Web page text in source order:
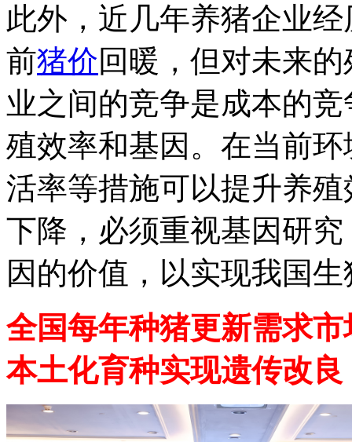
此外，近几年养猪企业
前猪价回暖，但对未来
业之间的竞争是成本的
殖效率和基因。在当前
活率等措施可以提升养
下降，必须重视基因研
因的价值，以实现我国
全国每年种猪更新需求
本土化育种实现遗传改良